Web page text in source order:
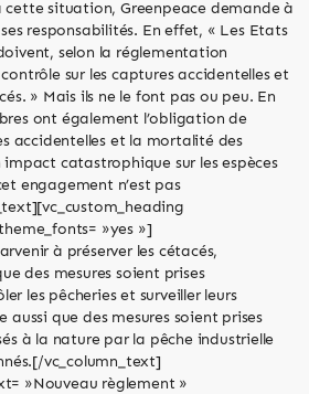
cette situation, Greenpeace demande à
responsabilités. En effet, « Les Etats
selon la réglementation
sur les captures accidentelles et
» Mais ils ne le font pas ou peu. En
ont également l’obligation de
accidentelles et la mortalité des
impact catastrophique sur les espèces
engagement n’est pas
»yes »]
à préserver les cétacés,
des mesures soient prises
les pêcheries et surveiller leurs
aussi que des mesures soient prises
à la nature par la pêche industrielle
vc_column_text]
»Nouveau règlement »